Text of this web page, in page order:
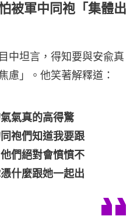
被軍中同袍「集體出
中坦言，得知要與安兪真
慮」。他笑著解釋道：
氣真的高得驚
袍們知道我要跟
們絕對會憤憤不
什麼跟她一起出